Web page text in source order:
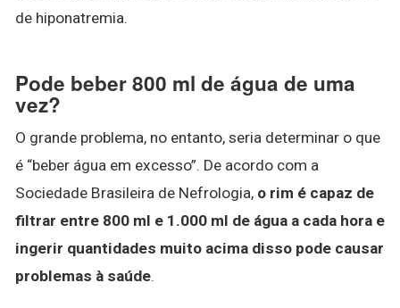
de hiponatremia.
Pode beber 800 ml de água de uma
vez?
O grande problema, no entanto, seria determinar o que
é “beber água em excesso”. De acordo com a
Sociedade Brasileira de Nefrologia, o rim é capaz de
filtrar entre 800 ml e 1.000 ml de água a cada hora e
ingerir quantidades muito acima disso pode causar
problemas à saúde.